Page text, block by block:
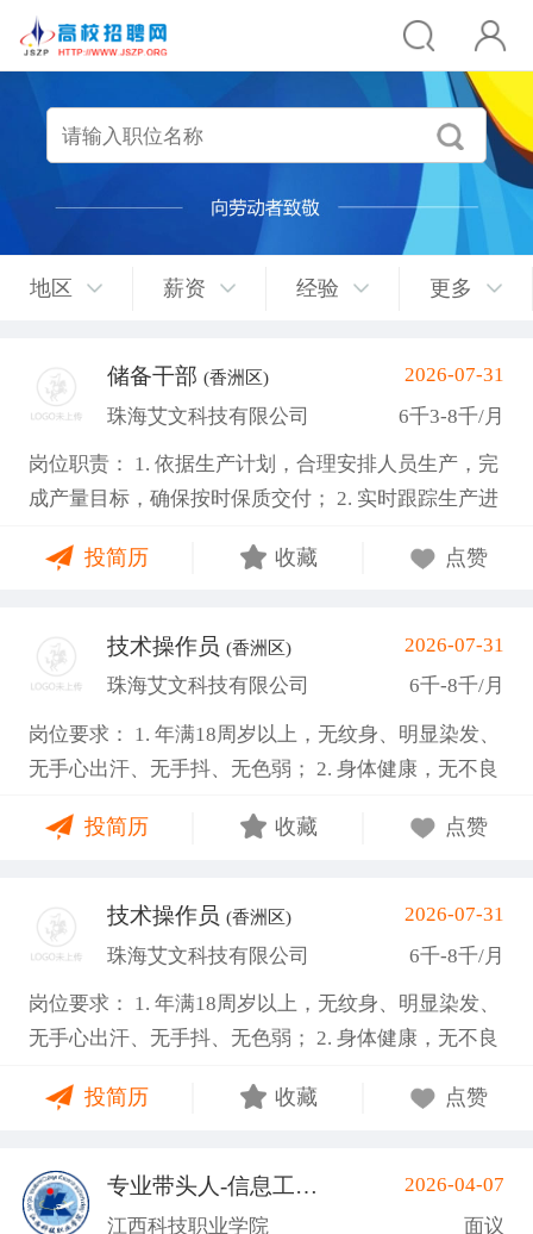
地区 薪资 经验 更多
储备干部 (香洲区)
2026-07-31
珠海艾文科技有限公司
6千3-8千/月
岗位职责： 1. 依据生产计划，合理安排人员生产，完
成产量目标，确保按时保质交付； 2. 实时跟踪生产进
安全生产； 岗位要求： 1. 高中/中专或以上学历，性
3. 强责任心、执行力，较好的沟通协同能力。 4.长白
班（部分两班倒）、空调环境、坐着上班，能接受看
组； 6.会写周报、日报等报告，熟悉电脑操作；
投简历 收藏 点赞
技术操作员 (香洲区)
2026-07-31
珠海艾文科技有限公司
6千-8千/月
岗位要求： 1. 年满18周岁以上，无纹身、明显染发、
无手心出汗、无手抖、无色弱； 2. 身体健康，无不良
理； 4. 能接受两班倒，配合加班，服从公司管理。 空
健康证或3个月有效体检表 福利待遇： 1. 加班费严格
按劳动法规定，平日1.5倍、周末2倍、法定节假日3
奖励金1500元； 3. 提供免费住宿、加班晚餐、夜班宵
夜，每月500餐补； 4. 公司奖励机制完善设有全勤
奖、司龄奖、看镜补贴、岗位津贴、多功能奖、稳岗
奖、介绍奖等； 5. 丰富的节日福利、活动、生日礼
围。
投简历 收藏 点赞
技术操作员 (香洲区)
2026-07-31
珠海艾文科技有限公司
6千-8千/月
岗位要求： 1. 年满18周岁以上，无纹身、明显染发、
无手心出汗、无手抖、无色弱； 2. 身体健康，无不良
理； 4. 能接受两班倒，配合加班，服从公司管理。 空
健康证或3个月有效体检表 福利待遇： 1. 加班费严格
按劳动法规定，平日1.5倍、周末2倍、法定节假日3
投简历 收藏 点赞
专业带头人-信息工程类 (南昌县)2026-04-07
江西科技职业学院
面议